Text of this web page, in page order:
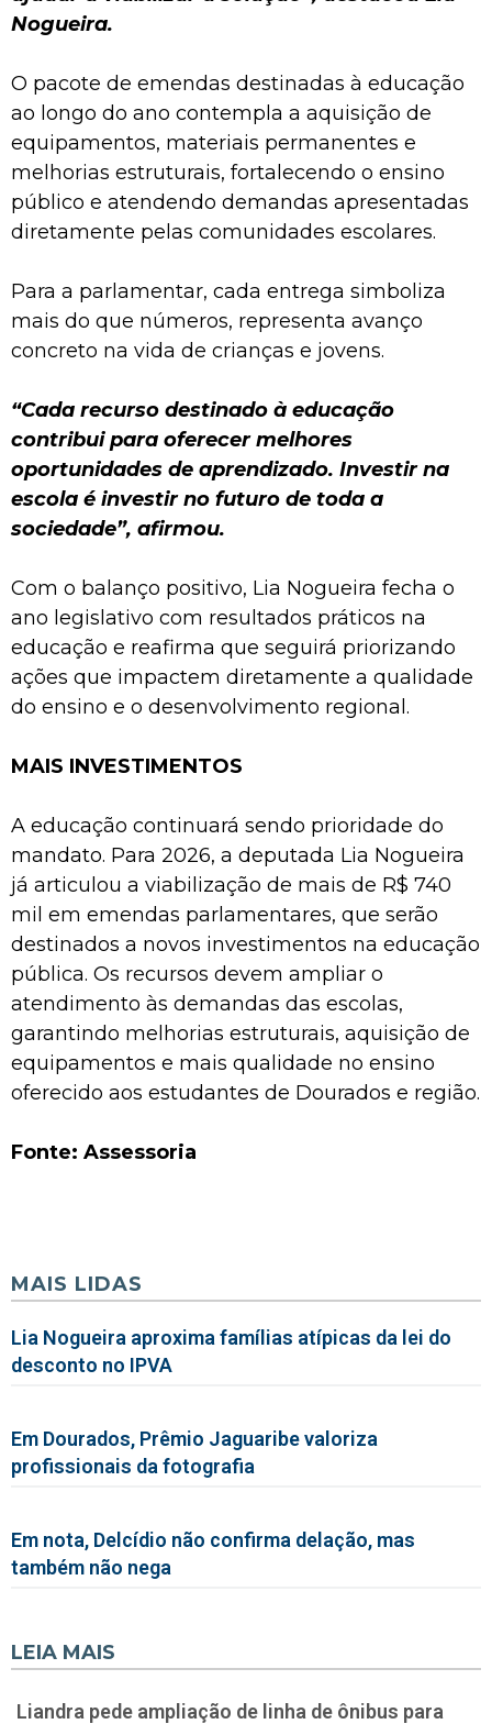
Nogueira.
O pacote de emendas destinadas à educação
ao longo do ano contempla a aquisição de
equipamentos, materiais permanentes e
melhorias estruturais, fortalecendo o ensino
público e atendendo demandas apresentadas
diretamente pelas comunidades escolares.
Para a parlamentar, cada entrega simboliza
mais do que números, representa avanço
concreto na vida de crianças e jovens.
“Cada recurso destinado à educação
contribui para oferecer melhores
oportunidades de aprendizado. Investir na
escola é investir no futuro de toda a
sociedade”, afirmou.
Com o balanço positivo, Lia Nogueira fecha o
ano legislativo com resultados práticos na
educação e reafirma que seguirá priorizando
ações que impactem diretamente a qualidade
do ensino e o desenvolvimento regional.
MAIS INVESTIMENTOS
A educação continuará sendo prioridade do
mandato. Para 2026, a deputada Lia Nogueira
já articulou a viabilização de mais de R$ 740
mil em emendas parlamentares, que serão
destinados a novos investimentos na educação
pública. Os recursos devem ampliar o
atendimento às demandas das escolas,
garantindo melhorias estruturais, aquisição de
equipamentos e mais qualidade no ensino
oferecido aos estudantes de Dourados e região.
Fonte: Assessoria
MAIS LIDAS
Lia Nogueira aproxima famílias atípicas da lei do
desconto no IPVA
Em Dourados, Prêmio Jaguaribe valoriza
profissionais da fotografia
Em nota, Delcídio não confirma delação, mas
também não nega
LEIA MAIS
Liandra pede ampliação de linha de ônibus para